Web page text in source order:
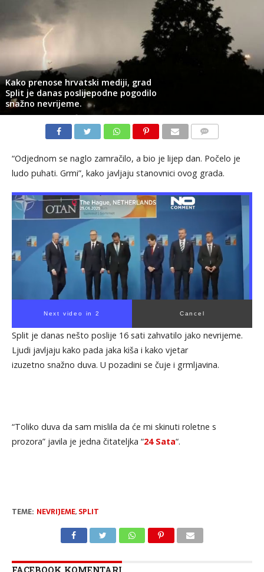
Kako prenose hrvatski mediji, grad
Split je danas poslijepodne pogodilo
snažno nevrijeme.
“Odjednom se naglo zamračilo, a bio je lijep dan. Počelo je
ludo puhati. Grmi”, kako javljaju stanovnici ovog grada.
Next video in 1 Cancel
Split je danas nešto poslije 16 sati zahvatilo jako nevrijeme.
Ljudi javljaju kako pada jaka kiša i kako vjetar
izuzetno snažno duva. U pozadini se čuje i grmljavina.
“Toliko duva da sam mislila da će mi skinuti roletne s
prozora” javila je jedna čitateljka “24 Sata“.
TEME: NEVRIJEME, SPLIT
FACEBOOK KOMENTARI